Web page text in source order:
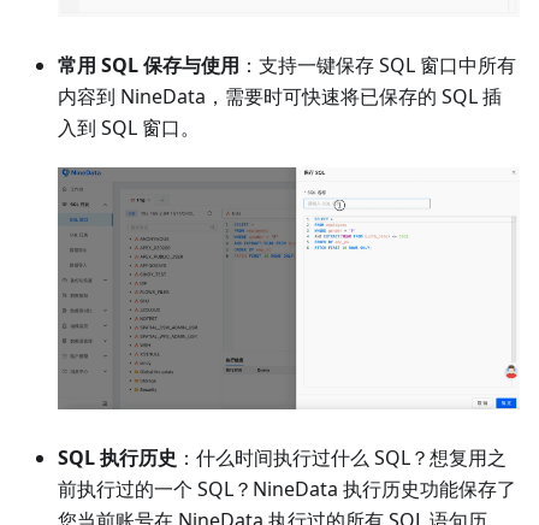
常用 SQL 保存与使用 ：支持一键保存 SQL 窗口中所有
内容到 NineData，需要时可快速将已保存的 SQL 插
入到 SQL 窗口。
SQL 执行历史 ：什么时间执行过什么 SQL？想复用之
前执行过的一个 SQL？NineData 执行历史功能保存了